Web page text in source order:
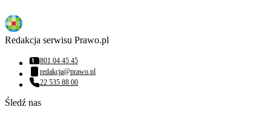
Redakcja serwisu Prawo.pl
Numer telefonu:
801 04 45 45
Adres email:
redakcja@prawo.pl
Numer telefonu:
22 535 88 00
Śledź nas